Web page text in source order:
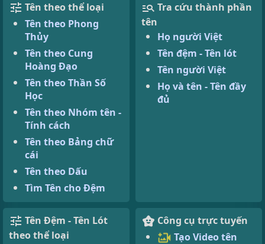
Tên theo thể loại
Tên theo Phong
Thủy
Tên theo Cung
Hoàng Đạo
Tên theo Thần Số
Học
Tên theo Nhóm tên -
Tính cách
Tên theo Bảng chữ
cái
Tên theo Dấu
Tìm Tên cho Đệm
Tra cứu thành phần
tên
Họ người Việt
Tên đệm - Tên lót
Tên người Việt
Họ và tên - Tên đầy
đủ
Tên Đệm - Tên Lót
theo thể loại
Công cụ trực tuyến
Tạo Video tên